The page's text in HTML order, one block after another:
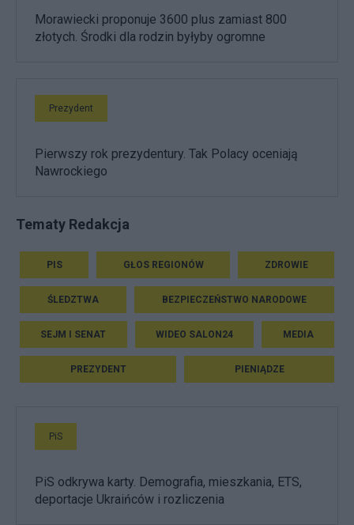
Morawiecki proponuje 3600 plus zamiast 800
złotych. Środki dla rodzin byłyby ogromne
Prezydent
Pierwszy rok prezydentury. Tak Polacy oceniają
Nawrockiego
Tematy Redakcja
PIS GŁOS REGIONÓW ZDROWIE
ŚLEDZTWA BEZPIECZEŃSTWO NARODOWE
SEJM I SENAT WIDEO SALON24 MEDIA
PREZYDENT PIENIĄDZE
PiS
PiS odkrywa karty. Demografia, mieszkania, ETS,
deportacje Ukraińców i rozliczenia